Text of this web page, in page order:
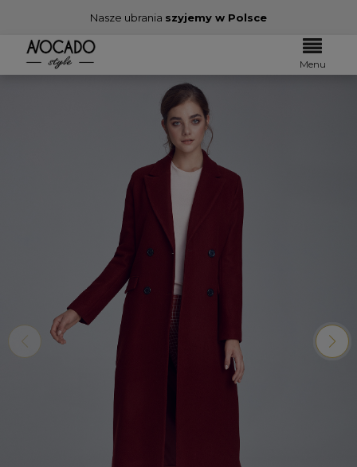
Nasze ubrania szyjemy w Polsce
Menu